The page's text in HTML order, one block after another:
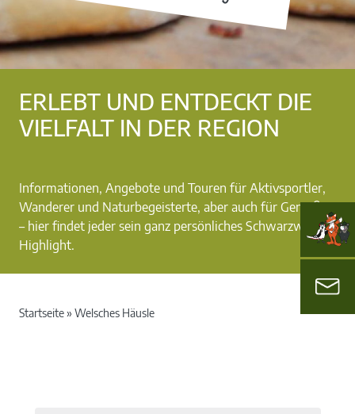
ERLEBT UND ENTDECKT DIE
VIELFALT IN DER REGION
Informationen, Angebote und Touren für Aktivsportler,
Wanderer und Naturbegeisterte, aber auch für Genießer
– hier findet jeder sein ganz persönliches Schwarzwald-
Highlight.
Startseite» Welsches Häusle